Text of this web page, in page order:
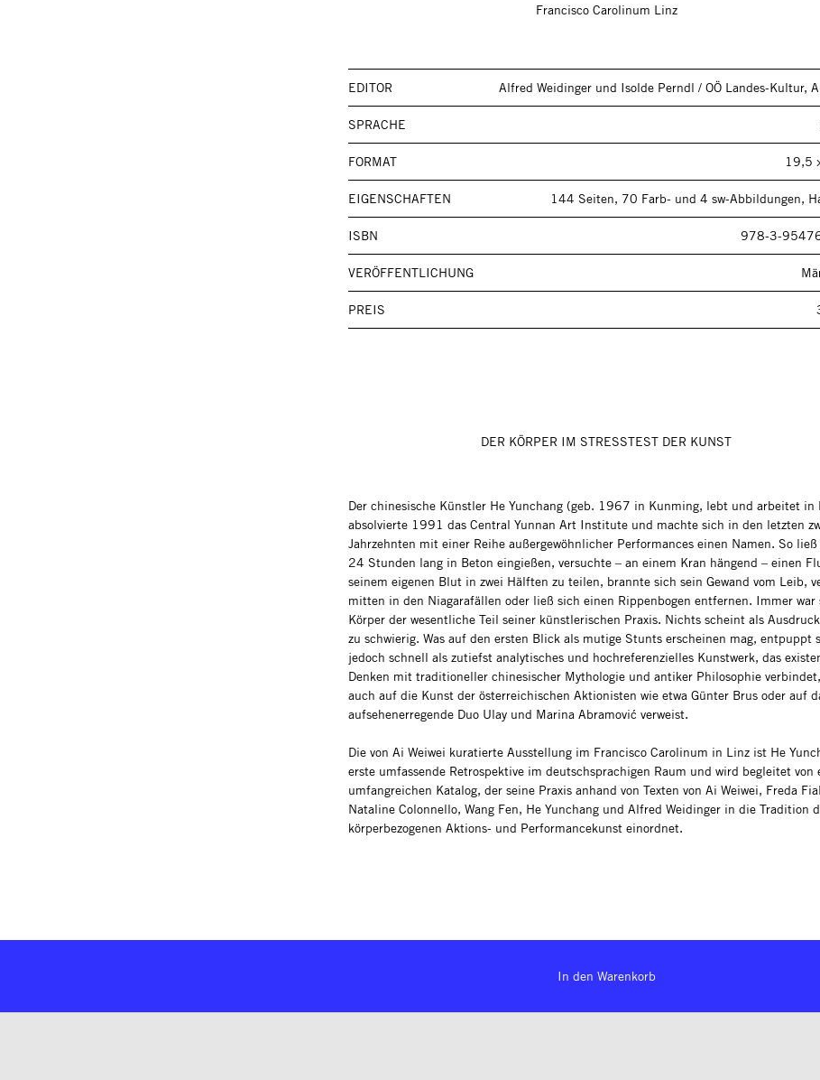
Francisco Carolinum Linz
EDITOR Alfred Weidinger und Isolde Perndl / OÖ Landes-Kultur,
SPRACHE
FORMAT 19,5
EIGENSCHAFTEN 144 Seiten, 70 Farb- und 4 sw-Abbildungen,
ISBN 978-3-
VERÖFFENTLICHUNG
PREIS
DER KÖRPER IM STRESSTEST DER KUNST
Der chinesische Künstler He Yunchang (geb. 1967 in Kunming, lebt und arbeitet in
absolvierte 1991 das Central Yunnan Art Institute und machte sich in den letzten
Jahrzehnten mit einer Reihe außergewöhnlicher Performances einen Namen. So
24 Stunden lang in Beton eingießen, versuchte – an einem Kran hängend – einen
seinem eigenen Blut in zwei Hälften zu teilen, brannte sich sein Gewand vom Leib,
mitten in den Niagarafällen oder ließ sich einen Rippenbogen entfernen. Immer war
Körper der wesentliche Teil seiner künstlerischen Praxis. Nichts scheint als
zu schwierig. Was auf den ersten Blick als mutige Stunts erscheinen mag, entpuppt
jedoch schnell als zutiefst analytisches und hochreferenzielles Kunstwerk, das
Denken mit traditioneller chinesischer Mythologie und antiker Philosophie
auch auf die Kunst der österreichischen Aktionisten wie etwa Günter Brus oder auf
aufsehenerregende Duo Ulay und Marina Abramović verweist.
Die von Ai Weiwei kuratierte Ausstellung im Francisco Carolinum in Linz ist He
erste umfassende Retrospektive im deutschsprachigen Raum und wird begleitet von
umfangreichen Katalog, der seine Praxis anhand von Texten von Ai Weiwei, Freda
Nataline Colonnello, Wang Fen, He Yunchang und Alfred Weidinger in die Tradition
körperbezogenen Aktions- und Performancekunst einordnet.
In den Warenkorb